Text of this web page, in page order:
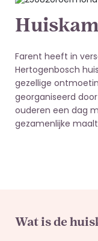
Farent heeft in
Hertogenbosch
gezellige
georganiseerd
ouderen een dag
gezamenlijke
Wat is de